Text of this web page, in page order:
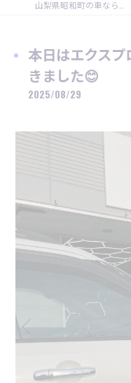
本日はエクス
きました😊
2025/08/29